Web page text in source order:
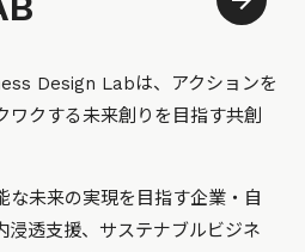
Design Labは、アクションを
ワクする未来創りを目指す共創
な未来の実現を目指す企業・自
浸透支援、サステナブルビジネ